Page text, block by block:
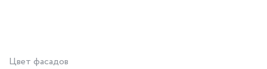
Цвет фасадов